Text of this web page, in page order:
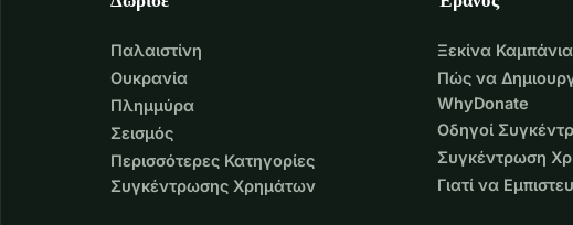
Παλαιστίνη
Ουκρανία
Πλημμύρα
Σεισμός
Περισσότερες Κατηγορίες
Συγκέντρωσης Χρημάτων
Ξεκίνα
Πώς να
WhyDonate
Οδηγοί
Συγκέντρωση
Γιατί να